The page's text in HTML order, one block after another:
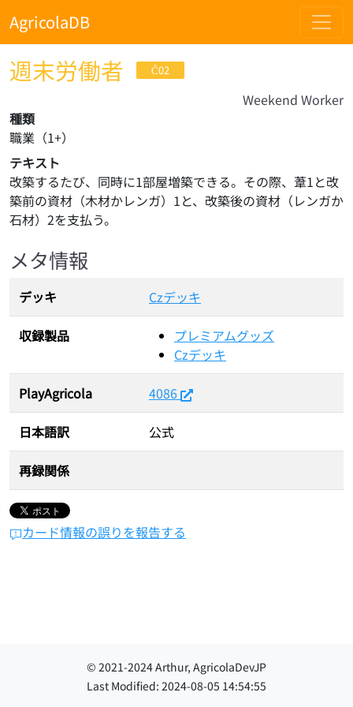
AgricolaDB
週末労働者 Č02
Weekend Worker
種類
職業 （1+）
テキスト
改築するたび、同時に1部屋増築できる。その際、葦1と改
築前の資材（木材かレンガ）1と、改築後の資材（レンガか
石材）2を支払う。
メタ情報
デッキ Czデッキ
収録製品
プレミアムグッズ
Czデッキ
PlayAgricola 4086
日本語訳 公式
再録関係
カード情報の誤りを報告する
© 2021-2024Arthur, AgricolaDevJP
Last Modified: 2024-08-05 14:54:55